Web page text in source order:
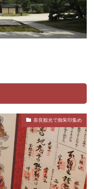
奈良観光で御朱印集め